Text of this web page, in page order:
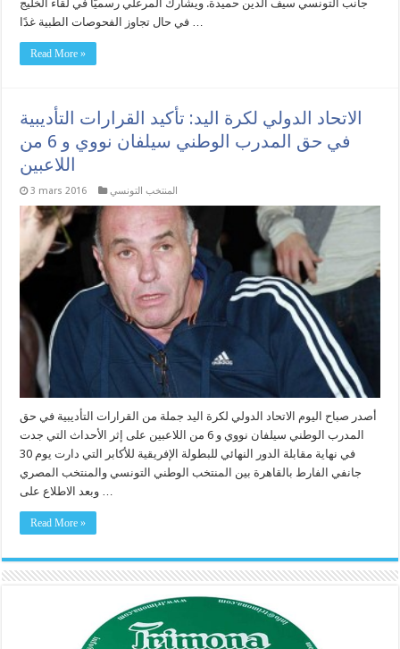
جانب التونسي سيف الدين حميدة. ويشارك المرغلي رسميًّا في لقاء الخليج
Read More »
الاتحاد الدولي لكرة اليد: تأكيد القرارات التأديبية
في حق المدرب الوطني سيلفان نووي و 6 من
اللاعبين
3 mars 2016 المنتخب التونسي
أصدر صباح اليوم الاتحاد الدولي لكرة اليد جملة من القرارات التأديبية في حق
المدرب الوطني سيلفان نووي و 6 من اللاعبين على إثر الأحداث التي جدت
في نهاية مقابلة الدور النهائي للبطولة الإفريقية للأكابر التي دارت يوم 30
جانفي الفارط بالقاهرة بين المنتخب الوطني التونسي والمنتخب المصري
Read More »